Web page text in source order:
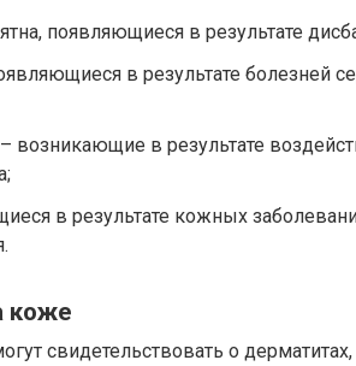
появляющиеся в результате
в результате болезней
возникающие в результате
в результате кожных
коже
свидетельствовать о